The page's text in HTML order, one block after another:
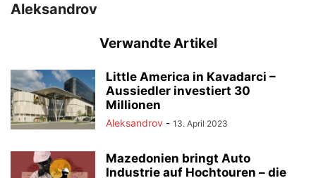
Aleksandrov
Verwandte Artikel
Little America in Kavadarci –
Aussiedler investiert 30
Millionen
Aleksandrov - 13. April 2023
Mazedonien bringt Auto
Industrie auf Hochtouren – die